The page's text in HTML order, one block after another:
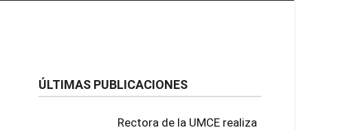
ÚLTIMAS PUBLICACIONES
Rectora de la UMCE realiza